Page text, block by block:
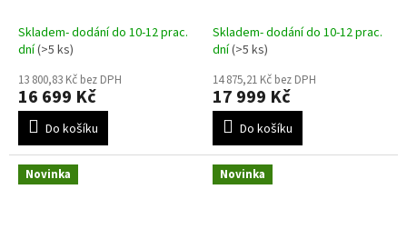
Skladem- dodání do 10-12 prac.
dní(>5 ks)
13 800,83 Kč bez DPH
16 699 Kč
Do košíku
Skladem- dodání do 10-12 prac.
dní(>5 ks)
14 875,21 Kč bez DPH
17 999 Kč
Do košíku
Novinka Novinka